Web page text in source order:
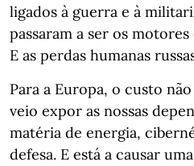
ligados à guerra e à
passaram a ser os
E as perdas humanas
Para a Europa, o custo
veio expor as nossas
matéria de energia,
defesa. E está a causar